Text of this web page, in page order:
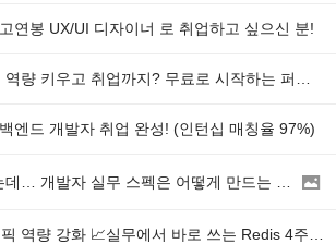
연봉 UX/UI 디자이너 로 취업하고 싶으신 분!
엔드 개발자 취업 완성! (인턴십 매칭율 97%)